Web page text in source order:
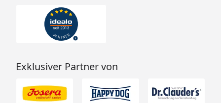
Exklusiver Partner von